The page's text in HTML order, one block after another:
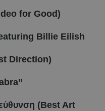
for Good)
Billie Eilish
Direction)
(Best Art